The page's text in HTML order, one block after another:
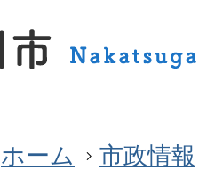
ホーム 市政情報